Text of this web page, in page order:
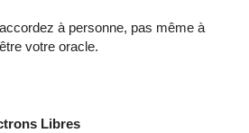
à personne, pas même à
votre oracle.
Libres